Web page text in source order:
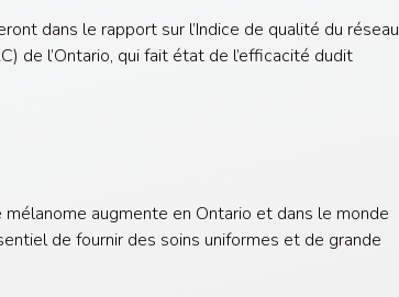
dans le rapport sur l’Indice de qualité du réseau
de l’Ontario, qui fait état de l’efficacité dudit
augmente en Ontario et dans le monde
de fournir des soins uniformes et de grande